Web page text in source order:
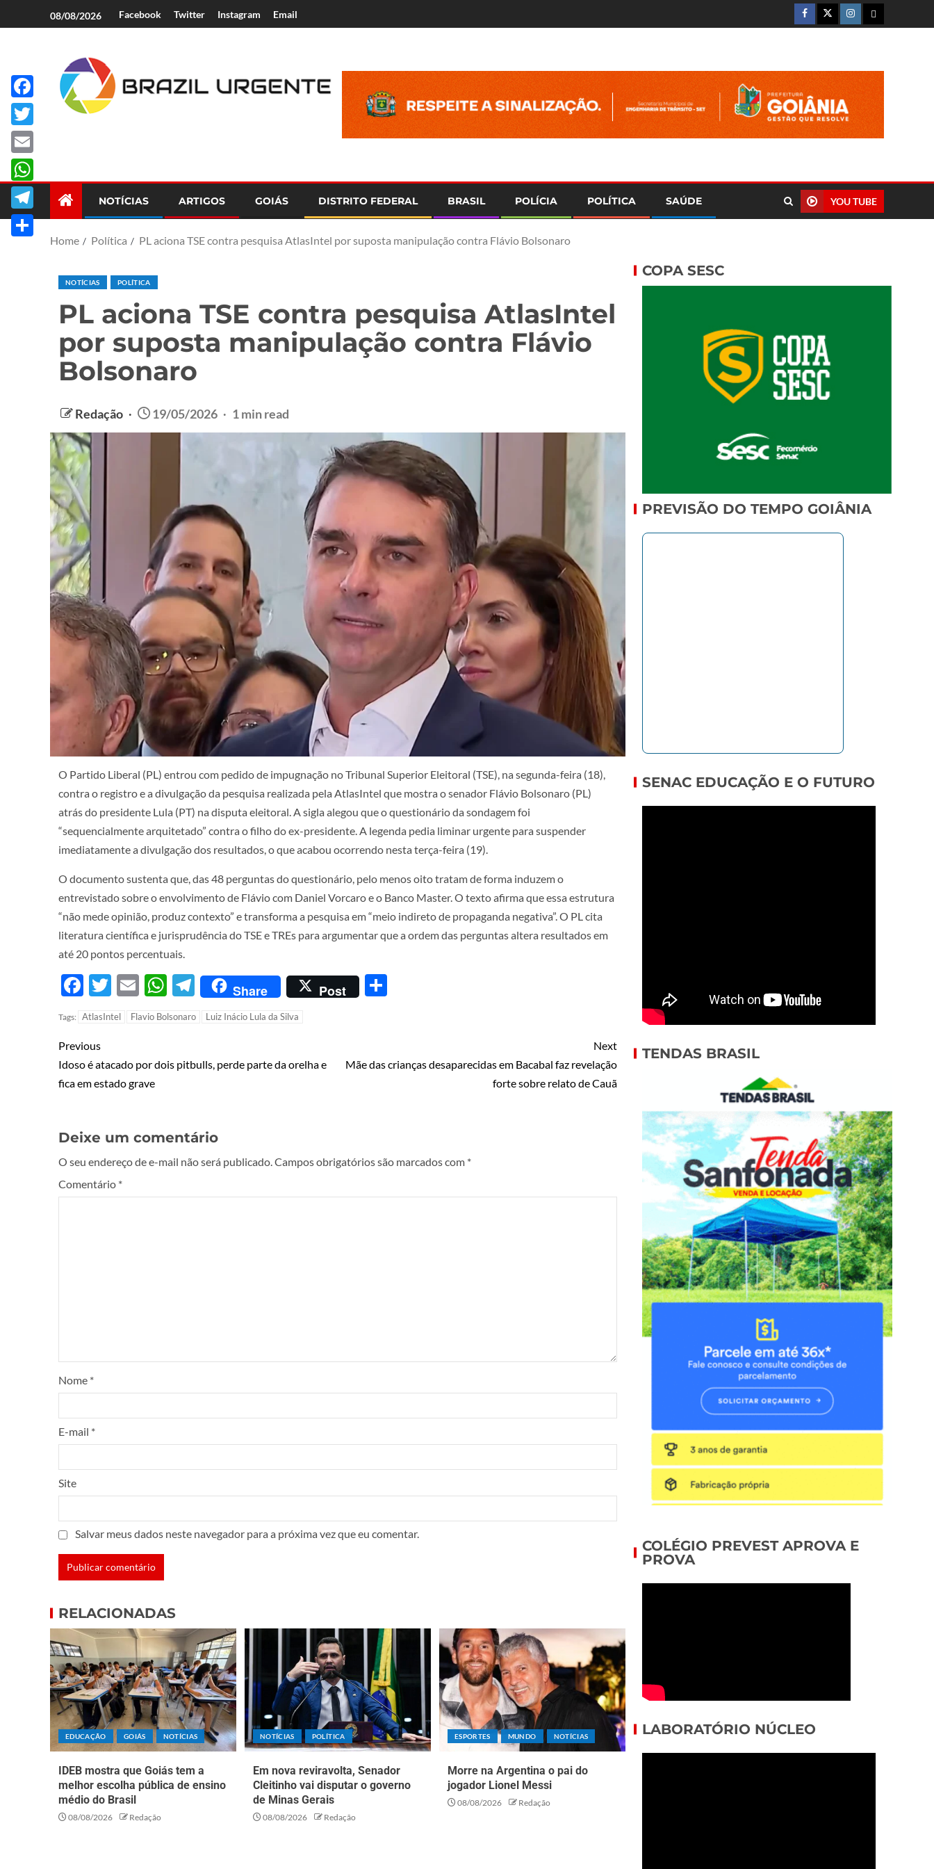
08/08/2026 Facebook Twitter Instagram Email
NOTÍCIAS ARTIGOS GOIÁS DISTRITO FEDERAL BRASIL POLÍCIA POLÍTICA SAÚDE YOU TUBE
Home Política PL aciona TSE contra pesquisa AtlasIntel por suposta manipulação contra Flávio Bolsonaro
NOTÍCIAS POLÍTICA
PL aciona TSE contra pesquisa AtlasIntel
por suposta manipulação contra Flávio
Bolsonaro
Redação 19/05/2026 1 min read
O Partido Liberal (PL) entrou com pedido de impugnação no Tribunal Superior Eleitoral (TSE), na segunda-feira (18),
contra o registro e a divulgação da pesquisa realizada pela AtlasIntel que mostra o senador Flávio Bolsonaro (PL)
atrás do presidente Lula (PT) na disputa eleitoral. A sigla alegou que o questionário da sondagem foi
“sequencialmente arquitetado” contra o filho do ex-presidente. A legenda pedia liminar urgente para suspender
imediatamente a divulgação dos resultados, o que acabou ocorrendo nesta terça-feira (19).
O documento sustenta que, das 48 perguntas do questionário, pelo menos oito tratam de forma induzem o
entrevistado sobre o envolvimento de Flávio com Daniel Vorcaro e o Banco Master. O texto afirma que essa estrutura
“não mede opinião, produz contexto” e transforma a pesquisa em “meio indireto de propaganda negativa”. O PL cita
literatura científica e jurisprudência do TSE e TREs para argumentar que a ordem das perguntas altera resultados em
até 20 pontos percentuais.
Facebook
Twitter
EmailWhatsApp
Telegram
Share Post
Tags: AtlasIntel Flavio Bolsonaro Luiz Inácio Lula da Silva
Previous
Idoso é atacado por dois pitbulls, perde parte da orelha e
fica em estado grave
Next
Mãe das crianças desaparecidas em Bacabal faz revelação
forte sobre relato de Cauã
Deixe um comentário
O seu endereço de e-mail não será publicado.Campos obrigatórios são marcados com *
Comentário *
Nome *
E-mail *
Site
Salvar meus dados neste navegador para a próxima vez que eu comentar.
RELACIONADAS
EDUCAÇÃO GOIÁS NOTÍCIAS
IDEB mostra que Goiás tem a
melhor escolha pública de ensino
médio do Brasil
08/08/2026 Redação
NOTÍCIAS POLÍTICA
Em nova reviravolta, Senador
Cleitinho vai disputar o governo
de Minas Gerais
08/08/2026 Redação
ESPORTES MUNDO NOTÍCIAS
Morre na Argentina o pai do
jogador Lionel Messi
08/08/2026 Redação
Facebook
Twitter
Email
WhatsApp
Telegram
COPA SESC
PREVISÃO DO TEMPO GOIÂNIA
SENAC EDUCAÇÃO E O FUTURO
TENDAS BRASIL
COLÉGIO PREVEST APROVA E
PROVA
LABORATÓRIO NÚCLEO